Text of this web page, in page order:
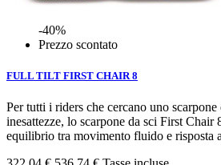
-40%
Prezzo scontato
FULL TILT FIRST CHAIR 8
Per tutti i riders che cercano uno
inesattezze, lo scarpone da sci First Chair
equilibrio tra movimento fluido e risposta